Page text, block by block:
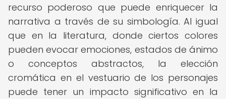
recurso poderoso que puede enriquecer la
narrativa a través de su simbología. Al igual
que en la literatura, donde ciertos colores
pueden evocar emociones, estados de ánimo
o conceptos abstractos, la elección
cromática en el vestuario de los personajes
puede tener un impacto significativo en la